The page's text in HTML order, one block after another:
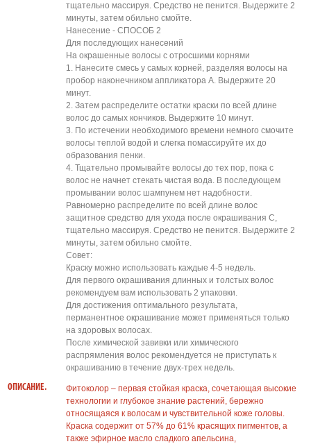
тщательно массируя. Средство не пенится. Выдержите 2
минуты, затем обильно смойте.
Нанесение - СПОСОБ 2
Для последующих нанесений
На окрашенные волосы с отросшими корнями
1. Нанесите смесь у самых корней, разделяя волосы на
пробор наконечником аппликатора А. Выдержите 20
минут.
2. Затем распределите остатки краски по всей длине
волос до самых кончиков. Выдержите 10 минут.
3. По истечении необходимого времени немного смочите
волосы теплой водой и слегка помассируйте их до
образования пенки.
4. Тщательно промывайте волосы до тех пор, пока с
волос не начнет стекать чистая вода. В последующем
промывании волос шампунем нет надобности.
Равномерно распределите по всей длине волос
защитное средство для ухода после окрашивания С,
тщательно массируя. Средство не пенится. Выдержите 2
минуты, затем обильно смойте.
Совет:
Краску можно использовать каждые 4-5 недель.
Для первого окрашивания длинных и толстых волос
рекомендуем вам использовать 2 упаковки.
Для достижения оптимального результата,
перманентное окрашивание может применяться только
на здоровых волосах.
После химической завивки или химического
распрямления волос рекомендуется не приступать к
окрашиванию в течение двух-трех недель.
ОПИСАНИЕ.
Фитоколор – первая стойкая краска, сочетающая высокие
технологии и глубокое знание растений, бережно
относящаяся к волосам и чувствительной коже головы.
Краска содержит от 57% до 61% красящих пигментов, а
также эфирное масло сладкого апельсина,